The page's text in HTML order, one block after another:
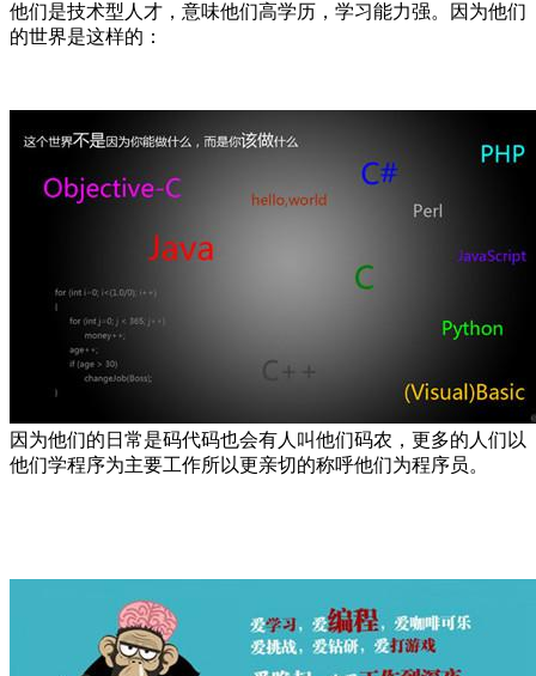
他们是技术型人才，意味他们高学历，学习能力强。因为他们
的世界是这样的：
因为他们的日常是码代码也会有人叫他们码农，更多的人们以
他们学程序为主要工作所以更亲切的称呼他们为程序员。